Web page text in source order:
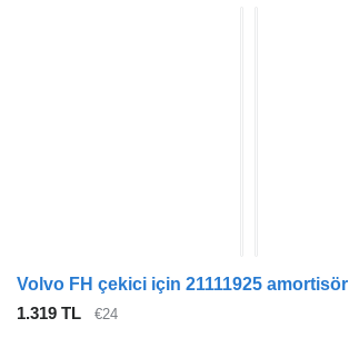
Volvo FH çekici için 21111925 amortisör
1.319 TL
€24